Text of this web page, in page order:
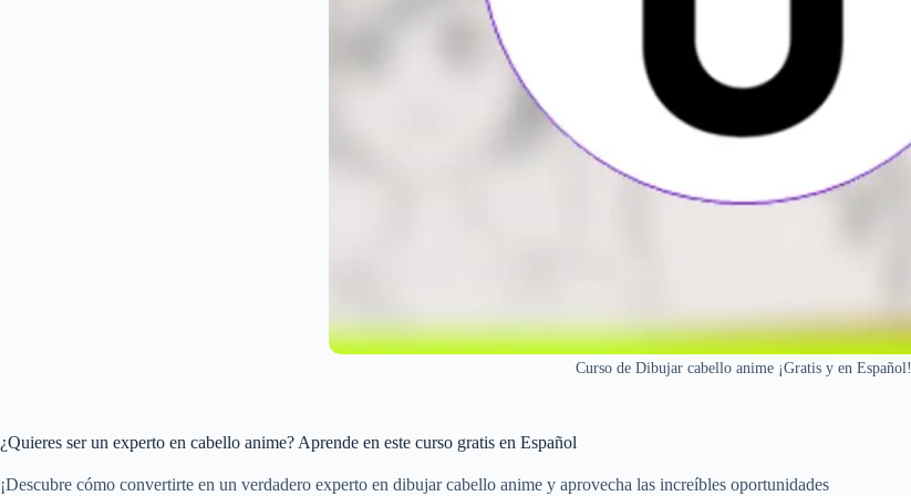
Curso de Dibujar cabello anime ¡Gratis y en Español!
¿Quieres ser un experto en cabello anime? Aprende en este curso gratis en Español
¡Descubre cómo convertirte en un verdadero experto en dibujar cabello anime y aprovecha las increíbles oportunidades